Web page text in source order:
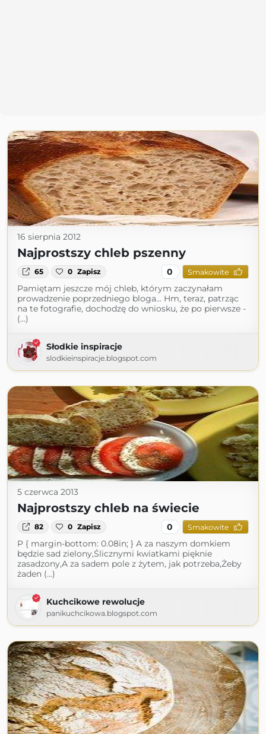
16 sierpnia 2012
Najprostszy chleb pszenny
65 0 Zapisz 0 Smakowite
Pamiętam jeszcze mój chleb, którym zaczynałam
prowadzenie poprzedniego bloga... Hm, teraz, patrząc
na te fotografie, dochodzę do wniosku, że po pierwsze -
(...)
Słodkie inspiracje
slodkieinspiracje.blogspot.com
5 czerwca 2013
Najprostszy chleb na świecie
82 0 Zapisz 0 Smakowite
P { margin-bottom: 0.08in; } A za naszym domkiem
będzie sad zielony,Ślicznymi kwiatkami pięknie
zasadzony,A za sadem pole z żytem, jak potrzeba,Żeby
żaden (...)
Kuchcikowe rewolucje
panikuchcikowa.blogspot.com